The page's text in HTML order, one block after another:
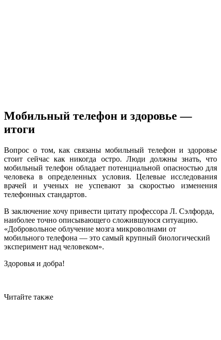
Мобильный телефон и здоровье —
итоги
Вопрос о том, как связаны мобильный телефон и здоровье
стоит сейчас как никогда остро. Люди должны знать, что
мобильный телефон обладает потенциальной опасностью для
человека в определенных условия. Целевые исследования
врачей и ученых не успевают за скоростью изменения
телефонных стандартов.
В заключение хочу привести цитату профессора Л. Сэлфорда,
наиболее точно описывающего сложившуюся ситуацию.
«Добровольное облучение мозга микроволнами от
мобильного телефона — это самый крупный биологический
эксперимент над человеком».
Здоровья и добра!
Читайте также